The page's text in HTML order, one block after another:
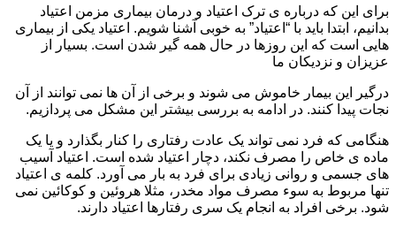
برای این که درباره ی ترک اعتیاد و درمان بیماری مزمن اعتیاد
بدانیم، ابتدا باید با “اعتیاد” به خوبی آشنا شویم. اعتیاد یکی از بیماری
هایی است که این روزها در حال همه گیر شدن است. بسیار از
عزیزان و نزدیکان ما
درگیر این بیمار خاموش می شوند و برخی از آن ها نمی توانند از آن
نجات پیدا کنند. در ادامه به بررسی بیشتر این مشکل می پردازیم.
هنگامی که فرد نمی تواند یک عادت رفتاری را کنار بگذارد و یا یک
ماده ی خاص را مصرف نکند، دچار اعتیاد شده است. اعتیاد آسیب
های جسمی و روانی زیادی برای فرد به بار می آورد. کلمه ی اعتیاد
تنها مربوط به سوء مصرف مواد مخدر، مثلا هروئین و کوکائین نمی
شود. برخی افراد به انجام یک سری رفتارها اعتیاد دارند.